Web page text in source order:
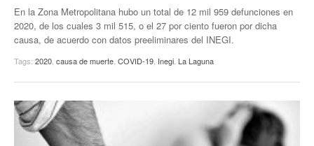
En la Zona Metropolitana hubo un total de 12 mil 959 defunciones en
2020, de los cuales 3 mil 515, o el 27 por ciento fueron por dicha
causa, de acuerdo con datos preeliminares del INEGI.
Tags: 2020, causa de muerte, COVID-19, Inegi, La Laguna